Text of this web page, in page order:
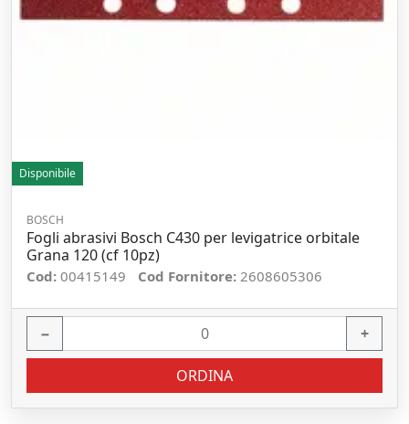
Disponibile
BOSCH
Fogli abrasivi Bosch C430 per levigatrice orbitale
Grana 120 (cf 10pz)
Cod: 00415149 Cod Fornitore: 2608605306
− +
ORDINA